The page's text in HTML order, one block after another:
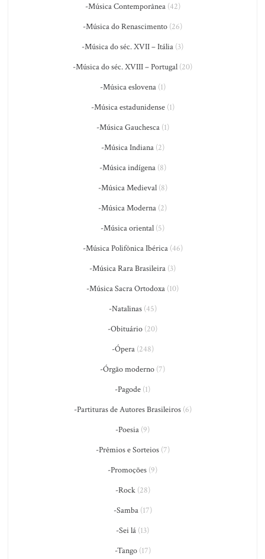
-Música Contemporânea(42)
-Música do Renascimento (26)
-Música do séc. XVII – Itália (3)
-Música do séc. XVIII – Portugal (20)
-Música eslovena(1)
-Música estadunidense(1)
-Música Gauchesca(1)
-Música Indiana(2)
-Música indígena(8)
-Música Medieval(8)
-Música Moderna (2)
-Música oriental (5)
-Música Polifônica Ibérica(46)
-Música Rara Brasileira (3)
-Música Sacra Ortodoxa (10)
-Natalinas(45)
-Obituário (20)
-Ópera(248)
-Órgão moderno (7)
-Pagode (1)
-Partituras de Autores Brasileiros(6)
-Poesia (9)
-Prêmios e Sorteios(7)
-Promoções (9)
-Rock(28)
-Samba(17)
-Sei lá (13)
-Tango(17)